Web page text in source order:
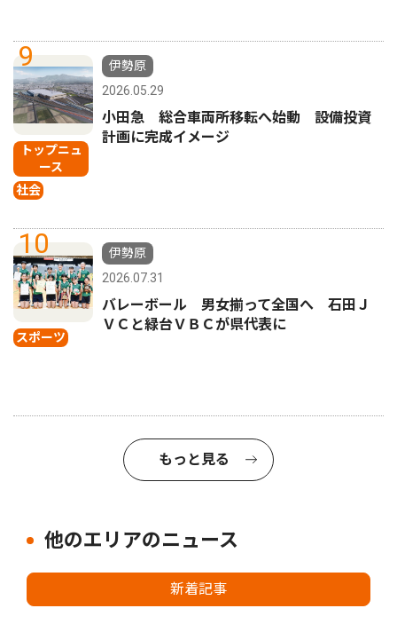
9
トップニュ
ース
社会
伊勢原
2026.05.29
小田急 総合車両所移転へ始動 設備投資
計画に完成イメージ
10
スポーツ
伊勢原
2026.07.31
バレーボール 男女揃って全国へ 石田Ｊ
ＶＣと緑台ＶＢＣが県代表に
もっと見る
他のエリアのニュース
新着記事